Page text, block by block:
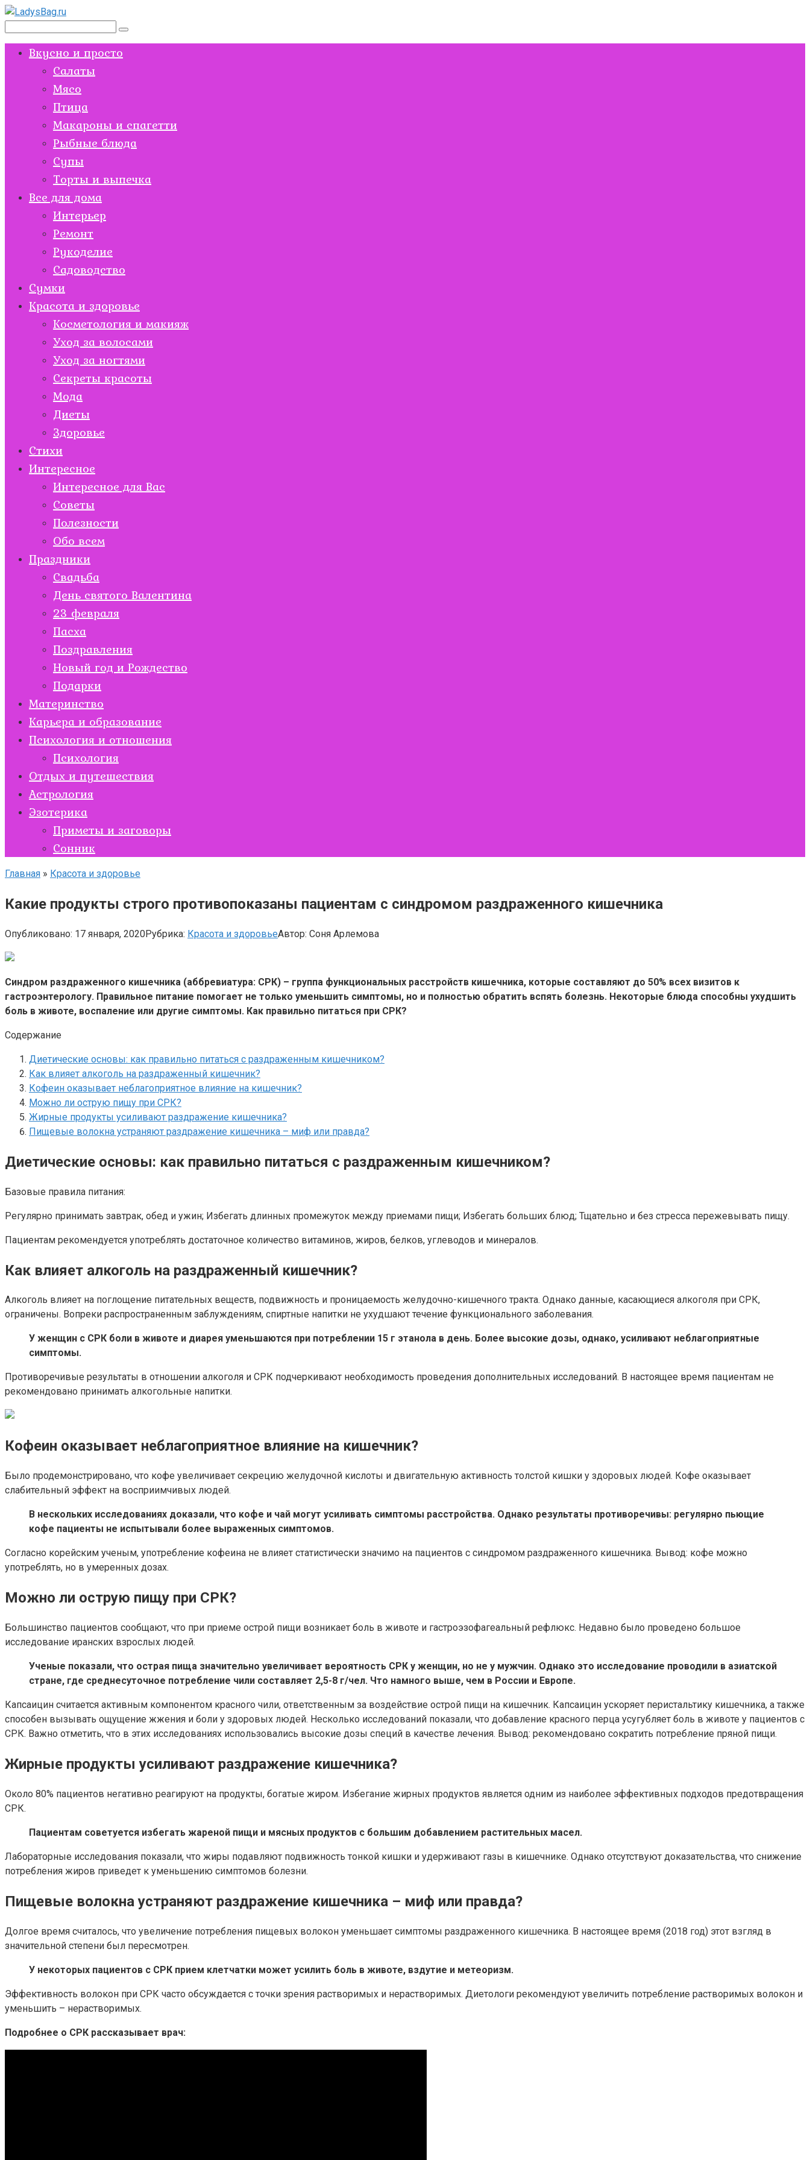
Перейти
Вкусно и просто
Салаты
Мясо
Птица
Макароны и спагетти
Рыбные блюда
Супы
Торты и выпечка
Все для дома
Интерьер
Ремонт
Рукоделие
Садоводство
Сумки
Красота и здоровье
Косметология и макияж
Уход за волосами
Уход за ногтями
Секреты красоты
Мода
Диеты
Здоровье
Стихи
Интересное
Интересное для Вас
Советы
Полезности
Обо всем
Праздники
Свадьба
День святого Валентина
23 февраля
Пасха
Поздравления
Новый год и Рождество
Подарки
Материнство
Карьера и образование
Психология и отношения
Психология
Отдых и путешествия
Астрология
Эзотерика
Приметы и заговоры
Сонник
Главная » Красота и здоровье
Какие продукты строго противопоказаны пациентам с синдромом раздраженного кишечника
Опубликовано: 17 января, 2020Рубрика: Красота и здоровьеАвтор: Соня Арлемова
Синдром раздраженного кишечника (аббревиатура: СРК) – группа функциональных расстройств кишечника, которые составляют до 50% всех визитов к
гастроэнтерологу. Правильное питание помогает не только уменьшить симптомы, но и полностью обратить вспять болезнь. Некоторые блюда способны ухудшить
боль в животе, воспаление или другие симптомы. Как правильно питаться при СРК?
Содержание
Диетические основы: как правильно питаться с раздраженным кишечником?
Как влияет алкоголь на раздраженный кишечник?
Кофеин оказывает неблагоприятное влияние на кишечник?
Можно ли острую пищу при СРК?
Жирные продукты усиливают раздражение кишечника?
Пищевые волокна устраняют раздражение кишечника – миф или правда?
Диетические основы: как правильно питаться с раздраженным кишечником?
Базовые правила питания:
Регулярно принимать завтрак, обед и ужин; Избегать длинных промежуток между приемами пищи; Избегать больших блюд; Тщательно и без стресса пережевывать пищу.
Пациентам рекомендуется употреблять достаточное количество витаминов, жиров, белков, углеводов и минералов.
Как влияет алкоголь на раздраженный кишечник?
Алкоголь влияет на поглощение питательных веществ, подвижность и проницаемость желудочно-кишечного тракта. Однако данные, касающиеся алкоголя при СРК,
ограничены. Вопреки распространенным заблуждениям, спиртные напитки не ухудшают течение функционального заболевания.
У женщин с СРК боли в животе и диарея уменьшаются при потреблении 15 г этанола в день. Более высокие дозы, однако, усиливают неблагоприятные
симптомы.
Противоречивые результаты в отношении алкоголя и СРК подчеркивают необходимость проведения дополнительных исследований. В настоящее время пациентам не
рекомендовано принимать алкогольные напитки.
Кофеин оказывает неблагоприятное влияние на кишечник?
Было продемонстрировано, что кофе увеличивает секрецию желудочной кислоты и двигательную активность толстой кишки у здоровых людей. Кофе оказывает
слабительный эффект на восприимчивых людей.
В нескольких исследованиях доказали, что кофе и чай могут усиливать симптомы расстройства. Однако результаты противоречивы: регулярно пьющие
кофе пациенты не испытывали более выраженных симптомов.
Согласно корейским ученым, употребление кофеина не влияет статистически значимо на пациентов с синдромом раздраженного кишечника. Вывод: кофе можно
употреблять, но в умеренных дозах.
Можно ли острую пищу при СРК?
Большинство пациентов сообщают, что при приеме острой пищи возникает боль в животе и гастроэзофагеальный рефлюкс. Недавно было проведено большое
исследование иранских взрослых людей.
Ученые показали, что острая пища значительно увеличивает вероятность СРК у женщин, но не у мужчин. Однако это исследование проводили в азиатской
стране, где среднесуточное потребление чили составляет 2,5-8 г/чел. Что намного выше, чем в России и Европе.
Капсаицин считается активным компонентом красного чили, ответственным за воздействие острой пищи на кишечник. Капсаицин ускоряет перистальтику кишечника, а также
способен вызывать ощущение жжения и боли у здоровых людей. Несколько исследований показали, что добавление красного перца усугубляет боль в животе у пациентов с
СРК. Важно отметить, что в этих исследованиях использовались высокие дозы специй в качестве лечения. Вывод: рекомендовано сократить потребление пряной пищи.
Жирные продукты усиливают раздражение кишечника?
Около 80% пациентов негативно реагируют на продукты, богатые жиром. Избегание жирных продуктов является одним из наиболее эффективных подходов предотвращения
СРК.
Пациентам советуется избегать жареной пищи и мясных продуктов с большим добавлением растительных масел.
Лабораторные исследования показали, что жиры подавляют подвижность тонкой кишки и удерживают газы в кишечнике. Однако отсутствуют доказательства, что снижение
потребления жиров приведет к уменьшению симптомов болезни.
Пищевые волокна устраняют раздражение кишечника – миф или правда?
Долгое время считалось, что увеличение потребления пищевых волокон уменьшает симптомы раздраженного кишечника. В настоящее время (2018 год) этот взгляд в
значительной степени был пересмотрен.
У некоторых пациентов с СРК прием клетчатки может усилить боль в животе, вздутие и метеоризм.
Эффективность волокон при СРК часто обсуждается с точки зрения растворимых и нерастворимых. Диетологи рекомендуют увеличить потребление растворимых волокон и
уменьшить – нерастворимых.
Подробнее о СРК рассказывает врач: